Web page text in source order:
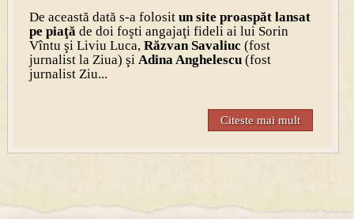
De această dată s-a folositun site proaspăt lansat
pe piaţăde doi foşti angajaţi fideli ai lui Sorin
Vîntu şi Liviu Luca, Răzvan Savaliuc (fost
jurnalist la Ziua) şi Adina Anghelescu(fost
jurnalist Ziu...
Citeste mai mult